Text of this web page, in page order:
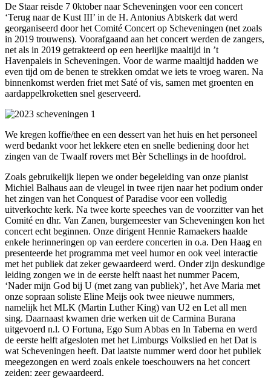
De Staar reisde 7 0ktober naar Scheveningen voor een concert
‘Terug naar de Kust III’ in de H. Antonius Abtskerk dat werd
georganiseerd door het Comité Concert op Scheveningen (net zoals
in 2019 trouwens). Voorafgaand aan het concert werden de zangers,
net als in 2019 getrakteerd op een heerlijke maaltijd in ’t
Havenpaleis in Scheveningen. Voor de warme maaltijd hadden we
even tijd om de benen te strekken omdat we iets te vroeg waren. Na
binnenkomst werden friet met Saté of vis, samen met groenten en
aardappelkroketten snel geserveerd.
We kregen koffie/thee en een dessert van het huis en het personeel
werd bedankt voor het lekkere eten en snelle bediening door het
zingen van de Twaalf rovers met Bèr Schellings in de hoofdrol.
Zoals gebruikelijk liepen we onder begeleiding van onze pianist
Michiel Balhaus aan de vleugel in twee rijen naar het podium onder
het zingen van het Conquest of Paradise voor een volledig
uitverkochte kerk. Na twee korte speeches van de voorzitter van het
Comité en dhr. Van Zanen, burgemeester van Scheveningen kon het
concert echt beginnen. Onze dirigent Hennie Ramaekers haalde
enkele herinneringen op van eerdere concerten in o.a. Den Haag en
presenteerde het programma met veel humor en ook veel interactie
met het publiek dat zeker gewaardeerd werd. Onder zijn deskundige
leiding zongen we in de eerste helft naast het nummer Pacem,
‘Nader mijn God bij U (met zang van publiek)’, het Ave Maria met
onze sopraan soliste Eline Meijs ook twee nieuwe nummers,
namelijk het MLK (Martin Luther King) van U2 en Let all men
sing. Daarnaast kwamen drie werken uit de Carmina Burana
uitgevoerd n.l. O Fortuna, Ego Sum Abbas en In Taberna en werd
de eerste helft afgesloten met het Limburgs Volkslied en het Dat is
wat Scheveningen heeft. Dat laatste nummer werd door het publiek
meegezongen en werd zoals enkele toeschouwers na het concert
zeiden: zeer gewaardeerd.